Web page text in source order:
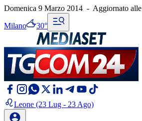
Domenica 9 Marzo 2014 - Aggiornato alle
Milano 30°
Leone (23 Lug - 23 Ago)